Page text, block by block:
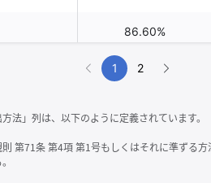
86.60%
1 2
法」列は、以下のように定義されています。
第71条 第4項 第1号もしくはそれに準ずる